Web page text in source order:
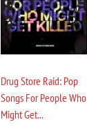
Drug Store Raid: Pop
Songs For People Who
Might Get...